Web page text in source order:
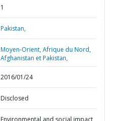
1
Pakistan,
Moyen-Orient, Afrique du Nord,
Afghanistan et Pakistan,
2016/01/24
Disclosed
Environmental and social impact